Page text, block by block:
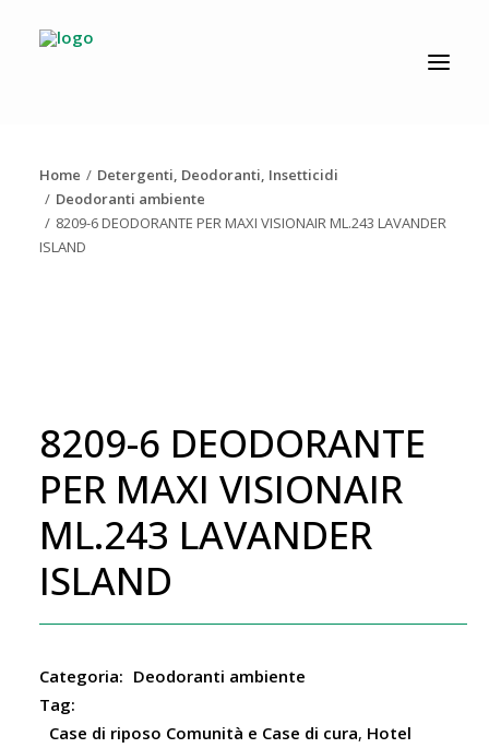
NEWS
Ricerca
Home
Detergenti, Deodoranti, Insetticidi
Deodoranti ambiente
8209-6 DEODORANTE PER MAXI VISIONAIR ML.243 LAVANDER
ISLAND
8209-6 DEODORANTE
PER MAXI VISIONAIR
ML.243 LAVANDER
ISLAND
Categoria: Deodoranti ambiente
Tag:
Case di riposo Comunità e Case di cura, Hotel